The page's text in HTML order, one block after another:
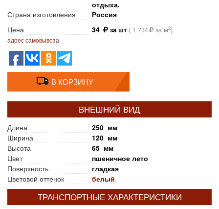
отдыха.
Страна изготовления
Россия
Цена
34 за шт ( 1 734 за м2)
адрес самовывоза
В КОРЗИНУ
ВНЕШНИЙ ВИД
Длина
250 мм
Ширина
120 мм
Высота
65 мм
Цвет
пшеничное лето
Поверхность
гладкая
Цветовой оттенок
белый
ТРАНСПОРТНЫЕ ХАРАКТЕРИСТИКИ